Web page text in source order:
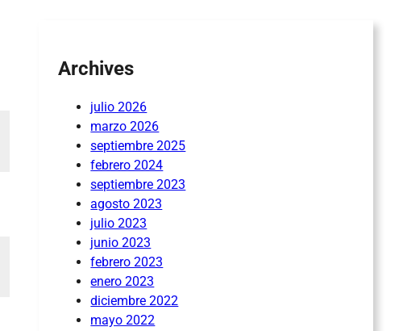
Archives
julio 2026
marzo 2026
septiembre 2025
febrero 2024
septiembre 2023
agosto 2023
julio 2023
junio 2023
febrero 2023
enero 2023
diciembre 2022
mayo 2022